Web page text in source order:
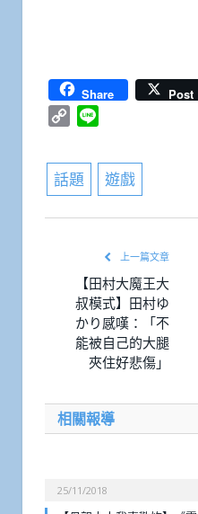
Share Post
Copy
話題 遊戲
上一篇文章
【田村大魔王大
叔模式】田村ゆ
かり感嘆：「不
能被自己的大腿
夾住好悲傷」
相關報導
25/11/2018